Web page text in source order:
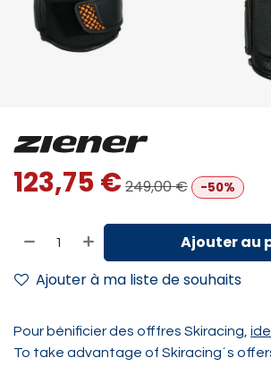
123,75€249,00€ -50%
Ajouter au
Ajouter à ma liste de souhaits
Pour bénificier des offfres Skiracing,
To take advantage of Skiracing´s